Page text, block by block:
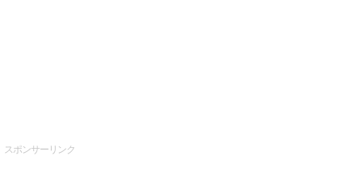
スポンサーリンク